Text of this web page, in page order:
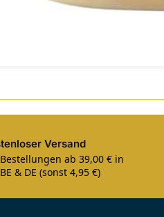
Versand
ab 39,00 € in
& DE (sonst 4,95 €)